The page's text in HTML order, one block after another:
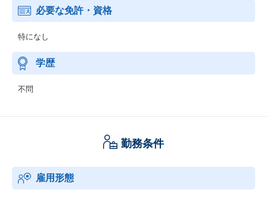
必要な免許・資格
特になし
学歴
不問
勤務条件
雇用形態